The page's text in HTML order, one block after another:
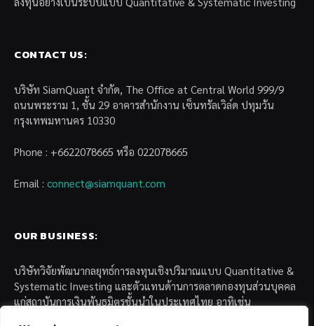
CONTACT US:
บริษัท SiamQuant จำกัด, The Office at Central World 999/9
ถนนพระราม 1, ชั้น 29 อาคารสำนักงาน เซ็นทรัลเวิล์ด ปทุมวัน
กรุงเทพมหานคร 10330
Phone : +6622078665 หรือ 022078665
Email : connect@siamquant.com
OUR BUSINESS:
บริษัทวิจัยพัฒนากลยุทธ์การลงทุนเชิงปริมาณแบบ Quantitative &
Systematic Investing และตัวแทนด้านการตลาดกองทุนส่วนบุคคล
แก่สถาบันการเงินพันธมิตรชั้นนำในประเทศไทย อาทิเช่น